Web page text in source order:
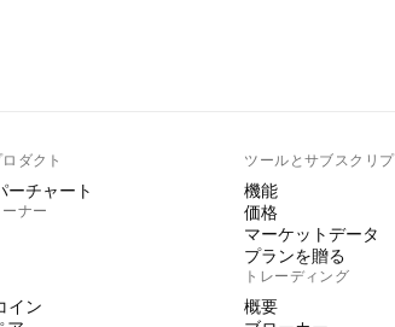
ダクト
ーチャート
ナー
イン
ツールとサブスクリ
機能
価格
マーケットデータ
プランを贈る
トレーディング
概要